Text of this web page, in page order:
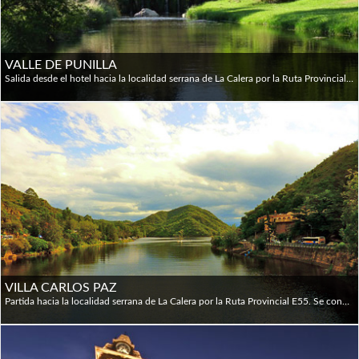
disponibles y se aceptan tarjetas de crédito en la mayoría
de los hoteles y restaurantes. Los cajeros automáticos
también se pueden usar para adelantos en efectivo en las
principales tarjetas de crédito (no todas las tarjetas
extranjeras funcionan en cajeros automáticos). Son la mejor
manera de obtener dinero y casi todos tienen instrucciones
en inglés. Los límites de retiro pueden ser muy bajos,
aunque la tarifa de retiro puede ser relativamente alta. Los
cajeros automáticos de Banelco tienden a permitir grandes
retiros; pero en algunos lugares de la Patagonia (El Calafate
y El Chaltén, por ejemplo) y en los principales centros
turísticos se quedan rápidamente sin efectivo en
temporada alta.
Efectivo: la unidad monetaria de la Argentina es el peso
(AR$). Los billetes vienen en denominaciones de 500, 1.000,
estadounidenses son aceptados por muchas empresas
VALLE DE PUNILLA
Salida desde el hotel hacia la localidad serrana de La Calera por la Ruta Provincial E55. Se continúa esta ruta bordeando las márgenes del río Suquía hasta llegar al paredón del Dique San Roque. Breve parada para conocer esta importante obra, su vertedero y la impresionante vista del Lago. Luego se visita Bialet Massé, Cosquín - sede del Festival Nacional del Folklore -, Valle Hermoso. Llegada a La Falda, donde se toma el almuerzo (opcional). Posteriormente se realiza un breve city tour en esta ciudad para continuar con el circuito serrano. Visita a las localidades de Huerta Grande, y Villa Giardino, Cruz Chica, Cruz Grande y La Cumbre, para luego arribar a Los Cocos donde se visita la aerosilla, el laberinto y el museo (acceso opcional). El itinerario prosigue hasta Capilla del Monte. Visita de la localidad y sus alrededores, para admirar el cerro Uritorco, la Calle Techada y El Zapato, característica formación pétrea. Regreso por la ruta recorrida hasta llegar a Parque Siquiman bordeando la costa occidental del Lago San Roque hasta arribar a Villa Carlos Paz. Paseo por la Villa y regreso a Córdoba por la autopista Ing. Justiniano Allende Posse hasta los lugares de alojamiento.
VILLA CARLOS PAZ
Partida hacia la localidad serrana de La Calera por la Ruta Provincial E55. Se continúa esta ruta bordeando las márgenes del río Suquía por el denominado "Camino de las Cien Curvas" hasta llegar al paredón del Dique San Roque. Breve parada para conocer esta importante obra, su vertedero y la impresionante vista del Lago. Se continúa el ascenso hasta Villa Carlos Paz. City Tour y tiempo libre para conocer los lugares de mayor interés personal. Regreso a Córdoba por Autopista Ing. Justiniano Allende Posse.